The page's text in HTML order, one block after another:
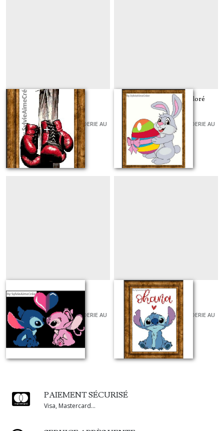
Boxe à l'honneur
GRILLES ET KITS POUR BRODERIE AU
POINT DE CROIX
À partir de 8€
le lapin et son oeuf coloré
GRILLES ET KITS POUR BRODERIE AU
POINT DE CROIX
À partir de 9€
Stitch en coeur
GRILLES ET KITS POUR BRODERIE AU
POINT DE CROIX
À partir de 9€
Ohana
GRILLES ET KITS POUR BRODERIE AU
POINT DE CROIX
À partir de 1€
PAIEMENT SÉCURISÉ
Visa, Mastercard...